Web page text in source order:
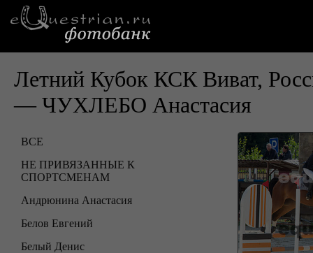
Летний Кубок КСК Виват,
— ЧУХЛЕБО Анастасия
ВСЕ
НЕ ПРИВЯЗАННЫЕ К
СПОРТСМЕНАМ
Андрюнина Анастасия
Белов Евгений
Белый Денис